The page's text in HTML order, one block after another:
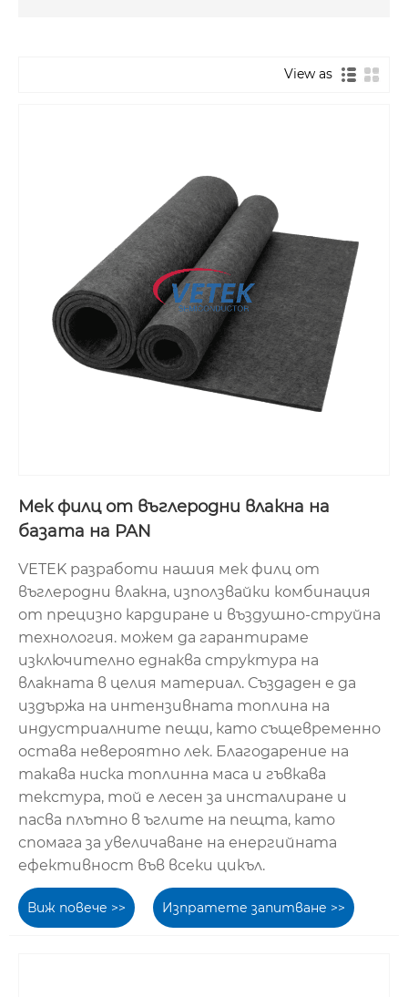
View as
Мек филц от въглеродни влакна на
базата на PAN
VETEK разработи нашия мек филц от
въглеродни влакна, използвайки комбинация
от прецизно кардиране и въздушно-струйна
технология. можем да гарантираме
изключително еднаква структура на
влакната в целия материал. Създаден е да
издържа на интензивната топлина на
индустриалните пещи, като същевременно
остава невероятно лек. Благодарение на
такава ниска топлинна маса и гъвкава
текстура, той е лесен за инсталиране и
пасва плътно в ъглите на пещта, като
спомага за увеличаване на енергийната
ефективност във всеки цикъл.
Виж повече >> Изпратете запитване >>